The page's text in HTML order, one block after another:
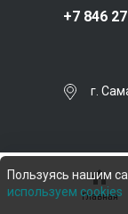
Главная
+7 846
г.
Пользуясь нашим
используем cookies